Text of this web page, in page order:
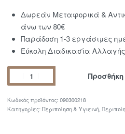
Δωρεάν Μεταφορικά &
άνω των 80€
Παράδοση 1-3 εργάσιμες
Εύκολη Διαδικασία
090300218
Κατηγορίες: Περιποίηση & Υγιεινή,